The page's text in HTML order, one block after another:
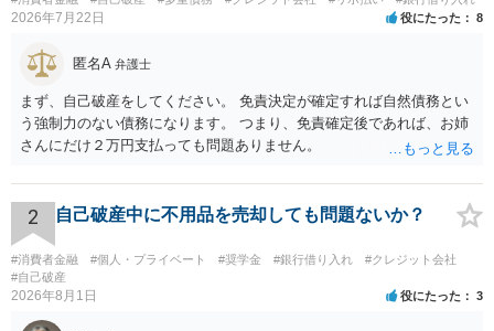
2026年7月22日 役にたった 8
匿名A 弁護士
まず、自己破産をしてください。 免責決定が確定すれば自然債務とい
う強制力のない債務になります。 つまり、免責確定後であれば、お姉
さんにだけ２万円支払っても問題ありません。
2 自己破産中に不用品を売却しても問題ないか？
#消費者金融 #個人・プライベート #奨学金 #銀行借り入れ
#クレジット会社
#自己破産
2026年8月1日 役にたった 3